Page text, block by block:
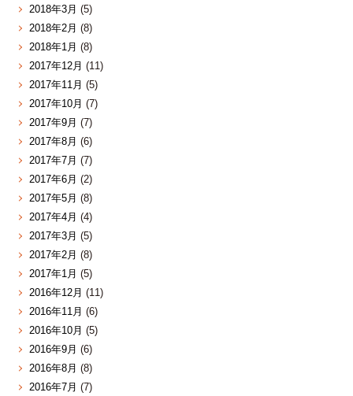
2018年3月 (5)
2018年2月 (8)
2018年1月 (8)
2017年12月 (11)
2017年11月 (5)
2017年10月 (7)
2017年9月 (7)
2017年8月 (6)
2017年7月 (7)
2017年6月 (2)
2017年5月 (8)
2017年4月 (4)
2017年3月 (5)
2017年2月 (8)
2017年1月 (5)
2016年12月 (11)
2016年11月 (6)
2016年10月 (5)
2016年9月 (6)
2016年8月 (8)
2016年7月 (7)